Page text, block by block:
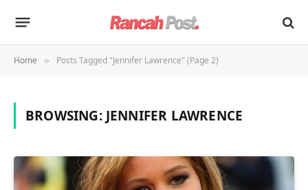
Home » Posts Tagged "Jennifer Lawrence" (Page 2)
BROWSING: JENNIFER LAWRENCE